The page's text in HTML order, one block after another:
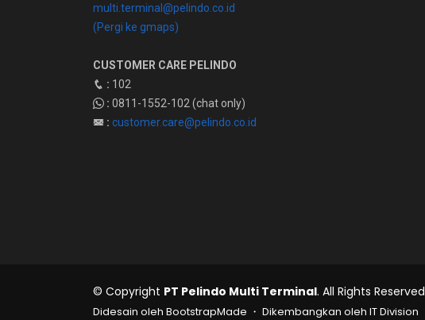
multi.terminal@pelindo.co.id
(Pergi ke gmaps)
CUSTOMER CARE PELINDO
: 102
: 0811-1552-102 (chat only)
: customer.care@pelindo.co.id
© Copyright PT Pelindo Multi Terminal. All Rights Reserved
Didesain oleh BootstrapMade ・ Dikembangkan oleh IT Division